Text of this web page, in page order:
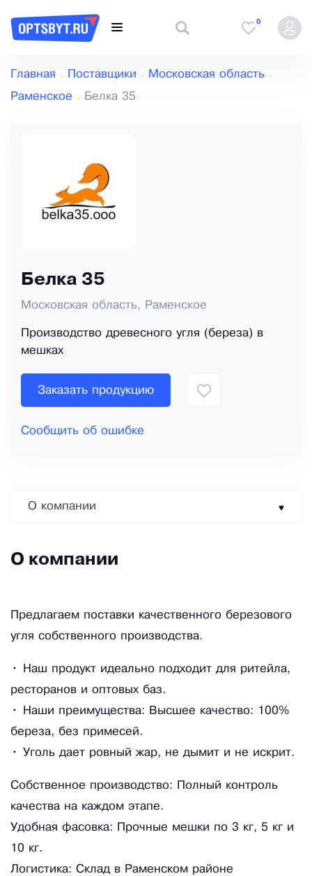
0
Главная Поставщики Московская область
Раменское Белка 35
Белка 35
Московская область, Раменское
Производство древесного угля (береза) в
мешках
Заказать продукцию
Сообщить об ошибке
О компании
О компании
Предлагаем поставки качественного березового
угля собственного производства.
• Наш продукт идеально подходит для ритейла,
ресторанов и оптовых баз.
• Наши преимущества: Высшее качество: 100%
береза, без примесей.
• Уголь дает ровный жар, не дымит и не искрит.
Собственное производство: Полный контроль
качества на каждом этапе.
Удобная фасовка: Прочные мешки по 3 кг, 5 кг и
10 кг.
Логистика: Склад в Раменском районе